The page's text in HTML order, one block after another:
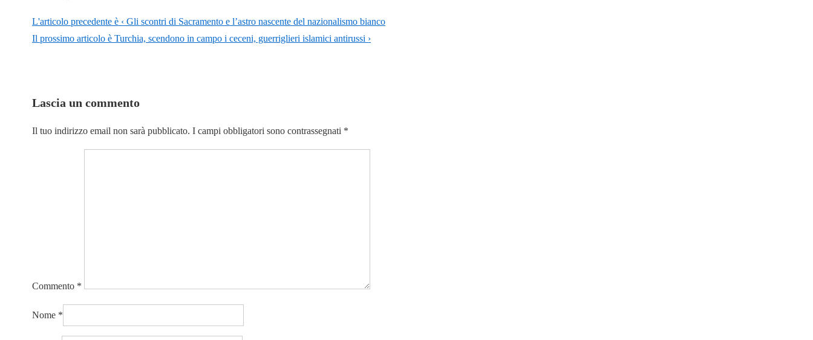
L'articolo precedente è ‹ Gli scontri di Sacramento e l’astro nascente del nazionalismo bianco
Il prossimo articolo è Turchia, scendono in campo i ceceni, guerriglieri islamici antirussi ›
Lascia un commento
Il tuo indirizzo email non sarà pubblicato. I campi obbligatori sono contrassegnati *
Commento *
Nome *